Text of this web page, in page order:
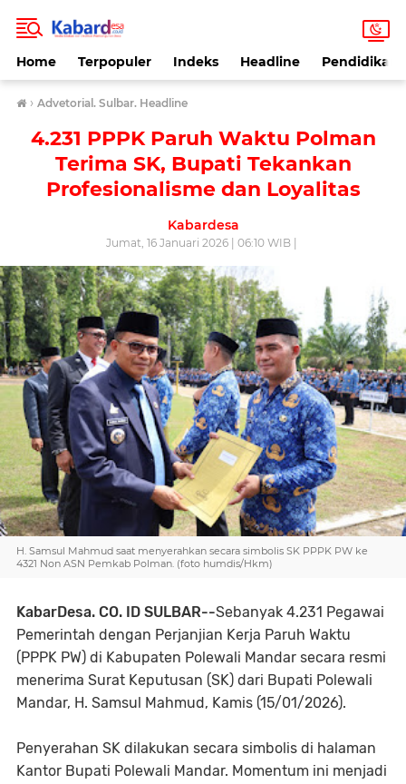
Home Terpopuler Indeks Headline Pendidikan
› Advetorial. Sulbar. Headline
4.231 PPPK Paruh Waktu Polman
Terima SK, Bupati Tekankan
Profesionalisme dan Loyalitas
Kabardesa
Jumat, 16 Januari 2026 | 06:10 WIB |
H. Samsul Mahmud saat menyerahkan secara simbolis SK PPPK PW ke
4321 Non ASN Pemkab Polman. (foto humdis/Hkm)
KabarDesa. CO. ID SULBAR--Sebanyak 4.231 Pegawai
Pemerintah dengan Perjanjian Kerja Paruh Waktu
(PPPK PW) di Kabupaten Polewali Mandar secara resmi
menerima Surat Keputusan (SK) dari Bupati Polewali
Mandar, H. Samsul Mahmud, Kamis (15/01/2026).
Penyerahan SK dilakukan secara simbolis di halaman
Kantor Bupati Polewali Mandar. Momentum ini menjadi